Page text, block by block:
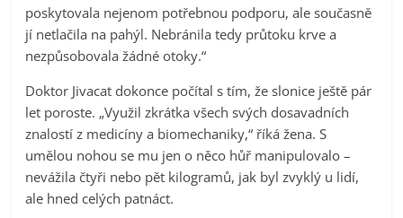
poskytovala nejenom potřebnou podporu, ale současně
jí netlačila na pahýl. Nebránila tedy průtoku krve a
nezpůsobovala žádné otoky.“
Doktor Jivacat dokonce počítal s tím, že slonice ještě pár
let poroste. „Využil zkrátka všech svých dosavadních
znalostí z medicíny a biomechaniky,“ říká žena. S
umělou nohou se mu jen o něco hůř manipulovalo –
nevážila čtyři nebo pět kilogramů, jak byl zvyklý u lidí,
ale hned celých patnáct.